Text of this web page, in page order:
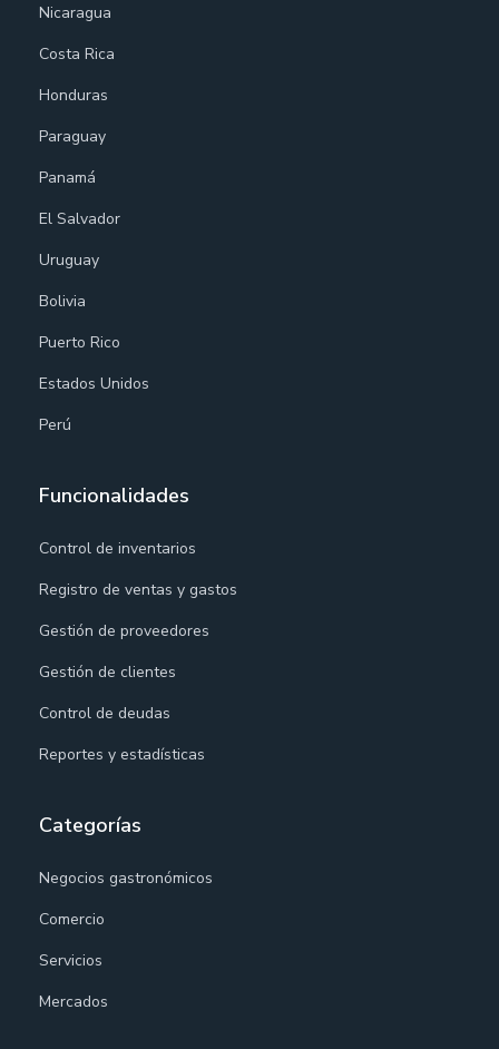
Nicaragua
Costa Rica
Honduras
Paraguay
Panamá
El Salvador
Uruguay
Bolivia
Puerto Rico
Estados Unidos
Perú
Funcionalidades
Control de inventarios
Registro de ventas y gastos
Gestión de proveedores
Gestión de clientes
Control de deudas
Reportes y estadísticas
Categorías
Negocios gastronómicos
Comercio
Servicios
Mercados